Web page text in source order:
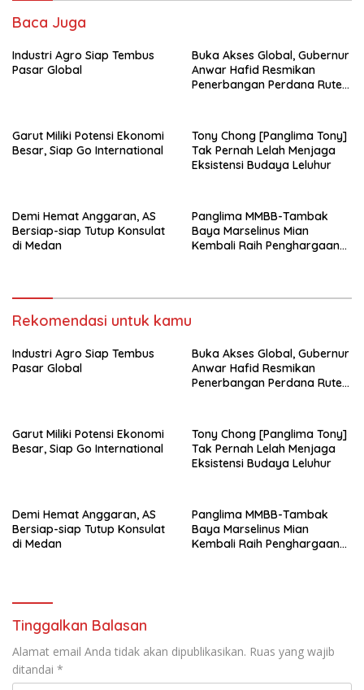
Baca Juga
Industri Agro Siap Tembus
Pasar Global
Buka Akses Global, Gubernur
Anwar Hafid Resmikan
Penerbangan Perdana Rute
Garut Miliki Potensi Ekonomi
Besar, Siap Go International
Tony Chong [Panglima Tony]
Tak Pernah Lelah Menjaga
Eksistensi Budaya Leluhur
Demi Hemat Anggaran, AS
Bersiap-siap Tutup Konsulat
di Medan
Panglima MMBB-Tambak
Baya Marselinus Mian
Kembali Raih Penghargaan
Rekomendasi untuk kamu
Industri Agro Siap Tembus
Pasar Global
Buka Akses Global, Gubernur
Anwar Hafid Resmikan
Penerbangan Perdana Rute
Garut Miliki Potensi Ekonomi
Besar, Siap Go International
Tony Chong [Panglima Tony]
Tak Pernah Lelah Menjaga
Eksistensi Budaya Leluhur
Demi Hemat Anggaran, AS
Bersiap-siap Tutup Konsulat
di Medan
Panglima MMBB-Tambak
Baya Marselinus Mian
Kembali Raih Penghargaan
Tinggalkan Balasan
Alamat email Anda tidak akan dipublikasikan. Ruas yang wajib
ditandai *